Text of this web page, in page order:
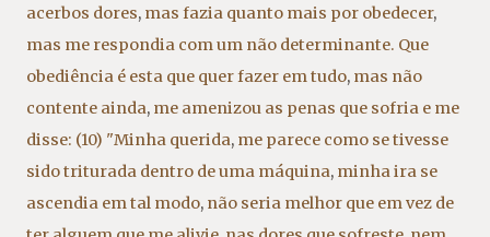
acerbos dores, mas fazia quanto mais por obedecer,
mas me respondia com um não determinante. Que
obediência é esta que quer fazer em tudo, mas não
contente ainda, me amenizou as penas que sofria e me
disse: (10) "Minha querida, me parece como se tivesse
sido triturada dentro de uma máquina, minha ira se
ascendia em tal modo, não seria melhor que em vez de